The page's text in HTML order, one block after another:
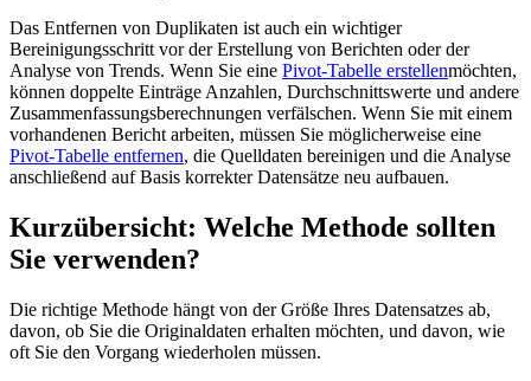
Das Entfernen von Duplikaten ist auch ein wichtiger
Bereinigungsschritt vor der Erstellung von Berichten oder der
Analyse von Trends. Wenn Sie eine Pivot-Tabelle erstellenmöchten,
können doppelte Einträge Anzahlen, Durchschnittswerte und andere
Zusammenfassungsberechnungen verfälschen. Wenn Sie mit einem
vorhandenen Bericht arbeiten, müssen Sie möglicherweise eine
Pivot-Tabelle entfernen, die Quelldaten bereinigen und die Analyse
anschließend auf Basis korrekter Datensätze neu aufbauen.
Kurzübersicht: Welche Methode sollten
Sie verwenden?
Die richtige Methode hängt von der Größe Ihres Datensatzes ab,
davon, ob Sie die Originaldaten erhalten möchten, und davon, wie
oft Sie den Vorgang wiederholen müssen.